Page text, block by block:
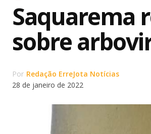
Saquarema
sobre
Por Redação ErreJota Notícias
28 de janeiro de 2022